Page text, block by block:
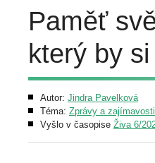
Paměť
který by
Autor: Jindra Pavelková
Téma: Zprávy a
Vyšlo v časopise Živa 6/